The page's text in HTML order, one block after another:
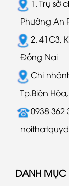
1. Trụ sở
Phường An
2. 41C3,
Đồng Nai
Chi
Tp.Biên
0938 362
DANH MỤC